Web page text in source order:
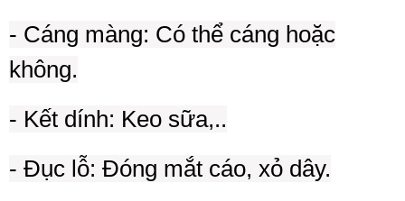
- Cáng màng: Có thể cáng hoặc
không.
- Kết dính: Keo sữa,..
- Đục lỗ: Đóng mắt cáo, xỏ dây.